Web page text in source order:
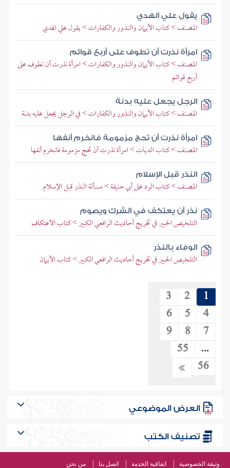
يقول علي الهدي
المصنف > كتاب الأيمان والنذور والكفارات > يقول علي الهدي
امرأة نذرت أن تطوف على أربع قوائم
المصنف > كتاب الأيمان والنذور والكفارات > امرأة نذرت أن تطوف على
أربع قوائم
الرجل يجعل عليه بدنة
المصنف > كتاب الأيمان والنذور والكفارات > في الرجل يجعل عليه بدنة
امرأة نذرت أن تحج مزمومة فانخرم أنفها
المصنف > كتاب الديات > امرأة نذرت أن تحج مزمومة فانخرم أنفها
النذر قبل الإسلام
المصنف > كتاب الرد على أبي حنيفة > مسألة النذر قبل الإسلام
نذر أن يعتكف في الشرك ويصوم
التلخيص الحبير في تخريج أحاديث الرافعي الكبير > كتاب الاعتكاف
الوفاء بالنذر
التلخيص الحبير في تخريج أحاديث الرافعي الكبير > كتاب الأيمان
1
2
3
4
5
6
7
8
9
...
55
56
العرض الموضوعي
تصنيف الكتب
وثيقة الخصوصية اتفاقية الخدمة اتصل بنا من نحن